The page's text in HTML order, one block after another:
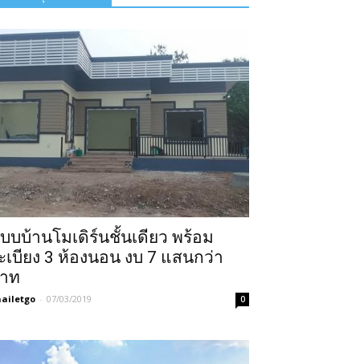
บบ้านโมเดิร์นชั้นเดียว พร้อม
เบียง 3 ห้องนอน งบ 7 แสนกว่า
ท
- 07/03/2019 0